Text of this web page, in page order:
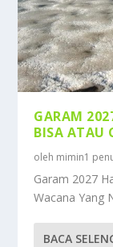
GARAM
BISA ATAU
oleh mimin1
Garam 2027
Wacana Yang
BACA